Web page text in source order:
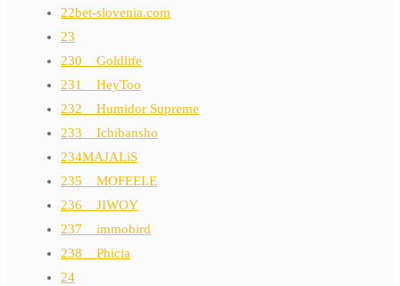
22bet-slovenia.com
23
230__Goldlife
231__HeyToo
232__Humidor Supreme
233__Ichibansho
234MAJALiS
235__MOFEELE
236__JIWOY
237__immobird
238__Phicia
24